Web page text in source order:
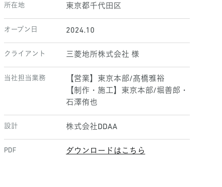
所在地 東京都千代田区
オープン日 2024.10
クライアント 三菱地所株式会社 様
当社担当業務
【営業】東京本部/髙橋雅裕
【制作・施工】東京本部/堀善郎・
石澤侑也
設計 株式会社DDAA
PDF ダウンロードはこちら